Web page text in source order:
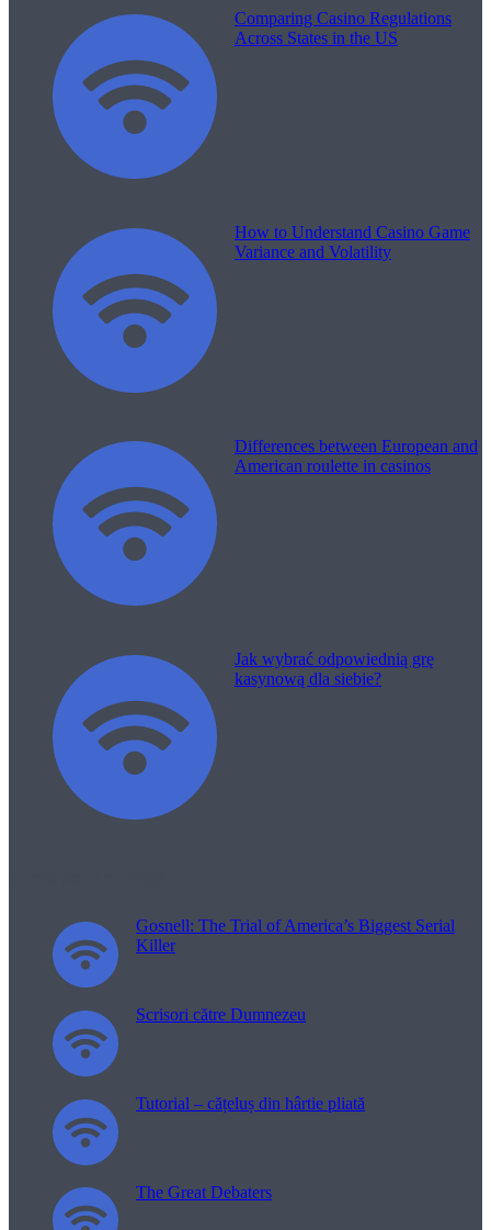
Comparing Casino Regulations
Across States in the US
How to Understand Casino Game
Variance and Volatility
Differences between European and
American roulette in casinos
Jak wybrać odpowiednią grę
kasynową dla siebie?
Gosnell: The Trial of America’s Biggest Serial
Killer
Scrisori către Dumnezeu
Tutorial – cățeluș din hârtie pliată
The Great Debaters